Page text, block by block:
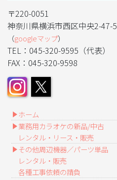
〒220-0051
神奈川県横浜市西区中央2-47-5
（googleマップ）
TEL：045-320-9595（代表）
FAX：045-320-9598
ホーム
業務用カラオケの新品/中古
レンタル・リース・販売
その他周辺機器／パーツ単品
レンタル・販売
各種工事依頼の請負